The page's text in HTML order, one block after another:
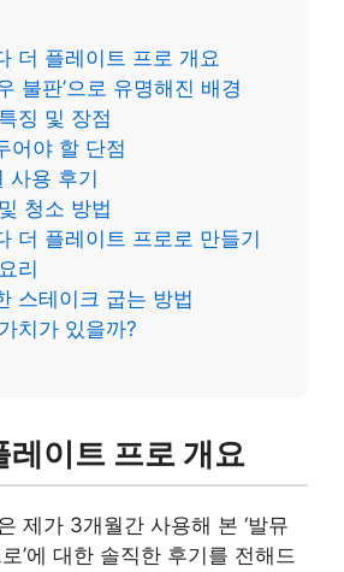
더 플레이트 프로 개요
불판’으로 유명해진 배경
징 및 장점
어야 할 단점
사용 후기
청소 방법
더 플레이트 프로로 만들기
리
스테이크 굽는 방법
치가 있을까?
레이트 프로 개요
제가 3개월간 사용해 본 ‘발뮤
’에 대한 솔직한 후기를 전해드